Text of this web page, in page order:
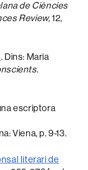
de Ciències
Review, 12,
. Dins: Maria
.
escriptora
Viena, p. 9-13.
literari de